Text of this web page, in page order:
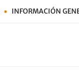
INFORMACIÓN